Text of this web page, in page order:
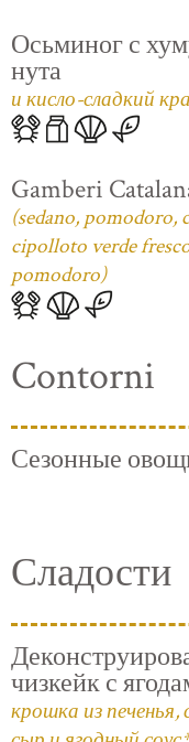
Осьминог с
нута
и кисло-сладкий
Gamberi
(sedano, pomodoro,
cipolloto verde
pomodoro)
Contorni
Сезонные
Сладости
чизкейк с
крошка из печенья,